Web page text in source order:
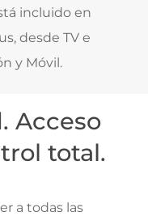
incluido en
desde TV e
y Móvil.
Acceso
total.
a todas las